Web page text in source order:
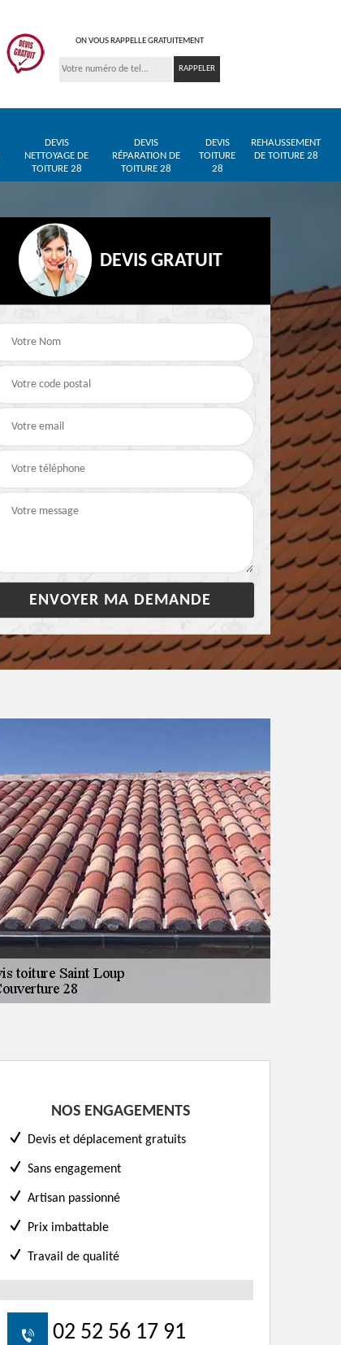
ON VOUS RAPPELLE GRATUITEMENT
DEVIS
NETTOYAGE DE
TOITURE 28
DEVIS
RÉPARATION DE
TOITURE 28
DEVIS
TOITURE
28
REHAUSSEMENT
DE TOITURE 28
28
Pose de bâche et
bâchage de toiture 28
DEVIS GRATUIT
NOS ENGAGEMENTS
Devis et déplacement gratuits
Sans engagement
Artisan passionné
Prix imbattable
Travail de qualité
02 52 56 17 91